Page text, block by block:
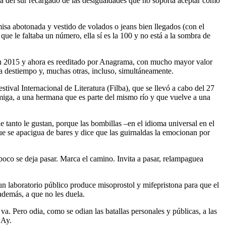
abotonada y vestido de volados o jeans bien llegados (con el
le faltaba un número, ella sí es la 100 y no está a la sombra de
2015 y ahora es reeditado por Anagrama, con mucho mayor valor
y, muchas otras, incluso, simultáneamente.
Internacional de Literatura (Filba), que se llevó a cabo del 27
a una hermana que es parte del mismo río y que vuelve a una
tanto le gustan, porque las bombillas –en el idioma universal en el
se apacigua de bares y dice que las guirnaldas la emocionan por
se deja pasar. Marca el camino. Invita a pasar, relampaguea
laboratorio público produce misoprostol y mifepristona para que el
a que no les duela.
Pero odia, como se odian las batallas personales y públicas, a las